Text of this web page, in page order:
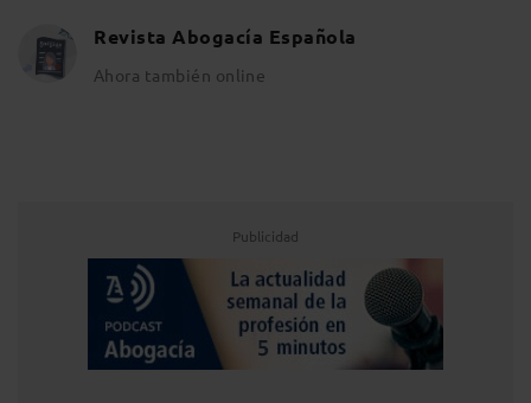
Revista Abogacía Española
Ahora también online
Publicidad